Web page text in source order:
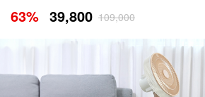
63% 39,800 109,000